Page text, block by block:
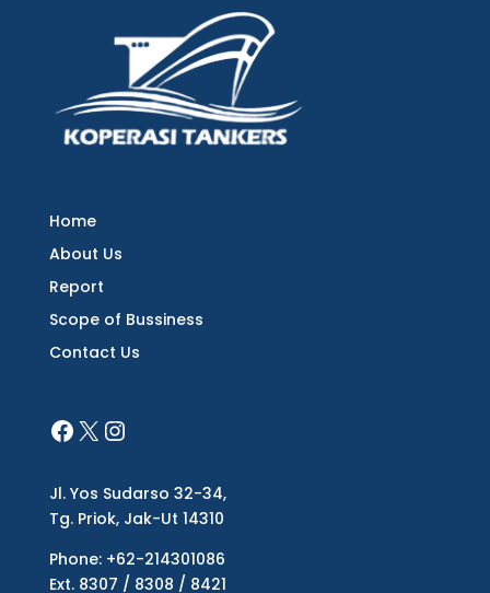
Home
About Us
Report
Scope of Bussiness
Contact Us
Jl. Yos Sudarso 32-34,
Tg. Priok, Jak-Ut 14310
Phone: +62-214301086
Ext. 8307 / 8308 / 8421